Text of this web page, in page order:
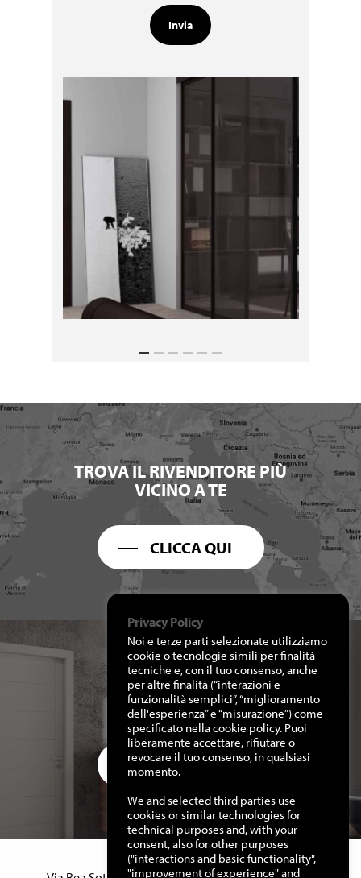
TROVA IL RIVENDITORE PIÙ
VICINO A TE
CLICCA QUI
RICHIEDI I NOSTRI
CATALOGHI
CLICCA QUI
Manuello Design Srl
Privacy Policy
Noi e terze parti selezionate utilizziamo
cookie o tecnologie simili per finalità
tecniche e, con il tuo consenso, anche
per altre finalità (“interazioni e
funzionalità semplici”, “miglioramento
dell'esperienza” e “misurazione”) come
specificato nella cookie policy. Puoi
liberamente accettare, rifiutare o
revocare il tuo consenso, in qualsiasi
momento.
We and selected third parties use
cookies or similar technologies for
technical purposes and, with your
consent, also for other purposes
("interactions and basic functionality",
"improvement of experience" and